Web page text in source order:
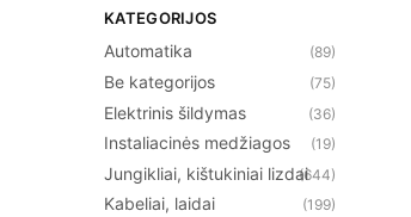
KATEGORIJOS
Automatika (89)
Be kategorijos (75)
Elektrinis šildymas (36)
Instaliacinės medžiagos (19)
Jungikliai, kištukiniai lizdai(644)
Kabeliai, laidai (199)